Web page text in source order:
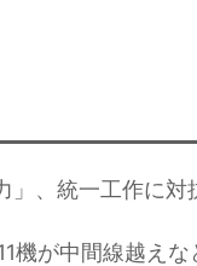
」、統一工作に対
機が中間線越え